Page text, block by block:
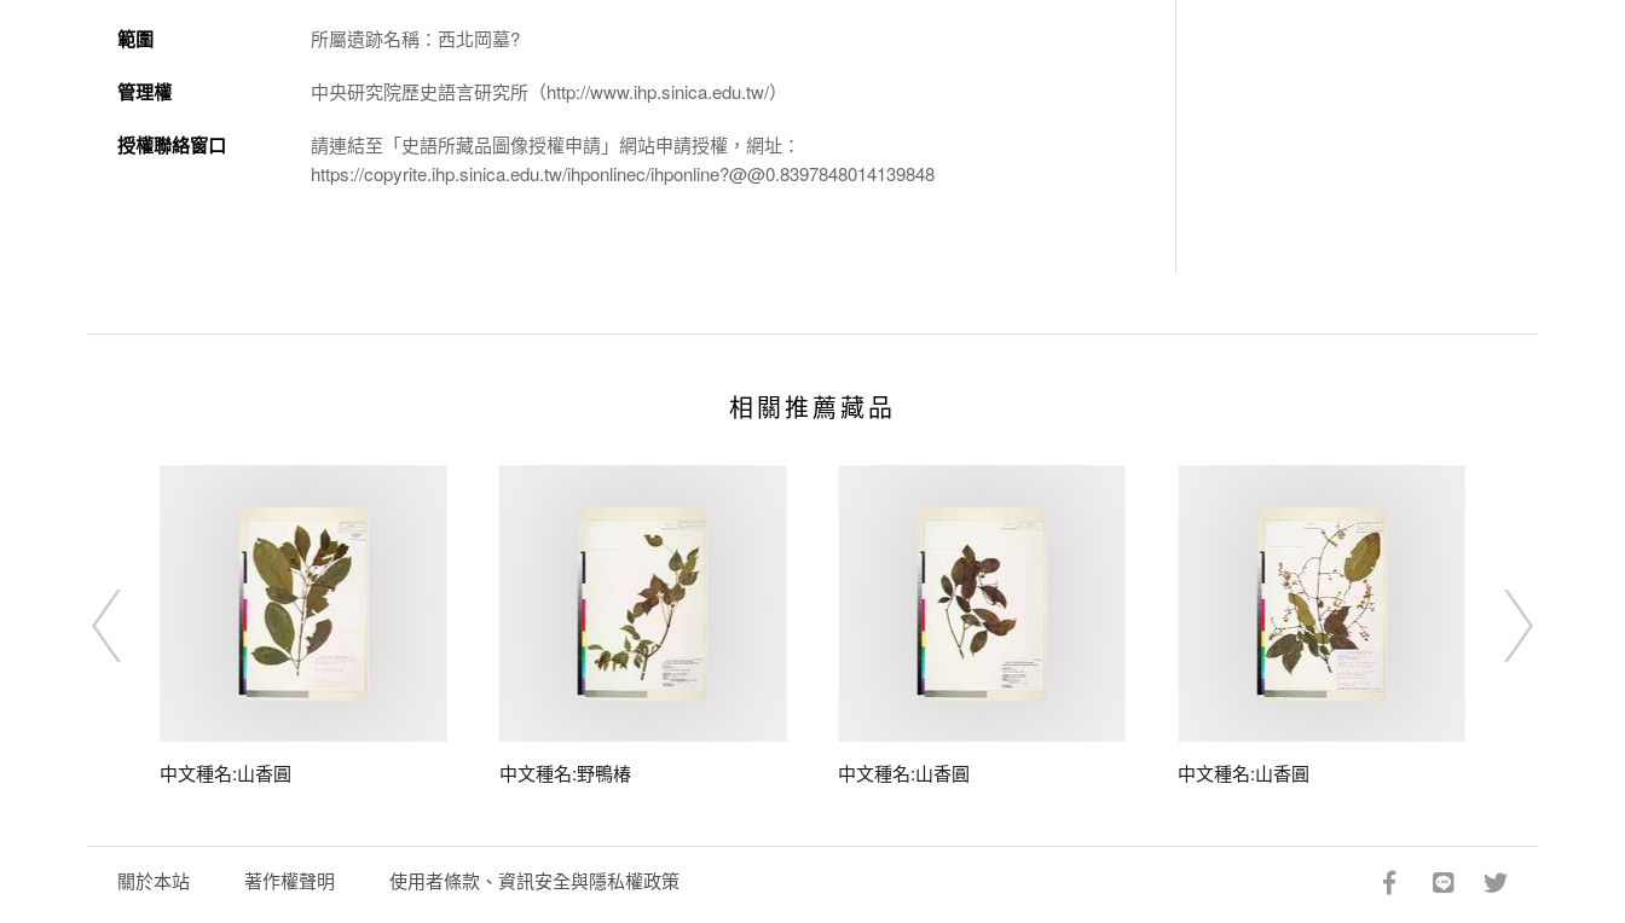
範圍 所屬遺跡名稱：西北岡墓?
管理權 中央研究院歷史語言研究所（http://www.ihp.sinica.edu.tw/）
授權聯絡窗口
請連結至「史語所藏品圖像授權申請」網站申請授權，網址：
https://copyrite.ihp.sinica.edu.tw/ihponlinec/ihponline?@@0.8397848014139848
相關推薦藏品
中文種名:山香圓 中文種名:野鴨椿 中文種名:山香圓 中文種名:山香圓
關於本站 著作權聲明 使用者條款、資訊安全與隱私權政策